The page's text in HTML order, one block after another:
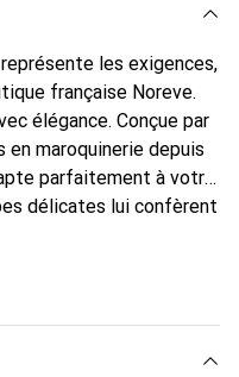
les exigences,
française Noreve.
élégance. Conçue par
maroquinerie depuis
parfaitement à votre
délicates lui confèrent
Reconnaître
une clientèle